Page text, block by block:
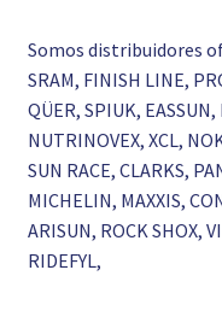
Somos distribuidores
SRAM, FINISH LINE,
QÜER, SPIUK,
NUTRINOVEX, XCL,
SUN RACE, CLARKS,
MICHELIN, MAXXIS,
ARISUN, ROCK SHOX,
RIDEFYL,